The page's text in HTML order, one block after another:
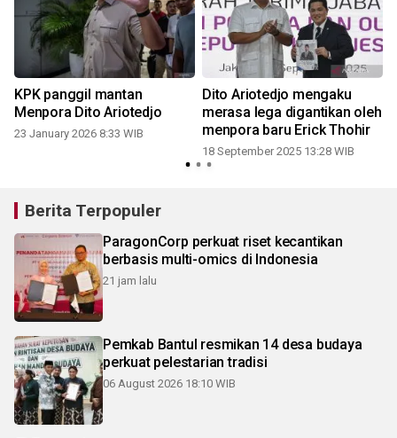
KPK panggil mantan
Menpora Dito Ariotedjo
23 January 2026 8:33 WIB
Dito Ariotedjo mengaku
merasa lega digantikan oleh
menpora baru Erick Thohir
18 September 2025 13:28 WIB
Berita Terpopuler
ParagonCorp perkuat riset kecantikan
berbasis multi-omics di Indonesia
21 jam lalu
Pemkab Bantul resmikan 14 desa budaya
perkuat pelestarian tradisi
06 August 2026 18:10 WIB